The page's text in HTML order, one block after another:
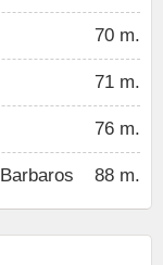
70 m.
71 m.
76 m.
88 m.